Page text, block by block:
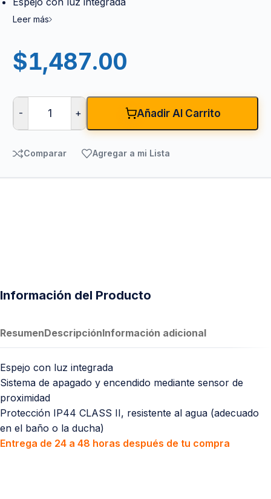
Leer más
$1,487.00
- + Añadir Al Carrito
Comparar Agregar a mi Lista
Información del Producto
ResumenDescripciónInformación adicional
Espejo con luz integrada
Sistema de apagado y encendido mediante sensor de
proximidad
Protección IP44 CLASS II, resistente al agua (adecuado
en el baño o la ducha)
Entrega de 24 a 48 horas después de tu compra